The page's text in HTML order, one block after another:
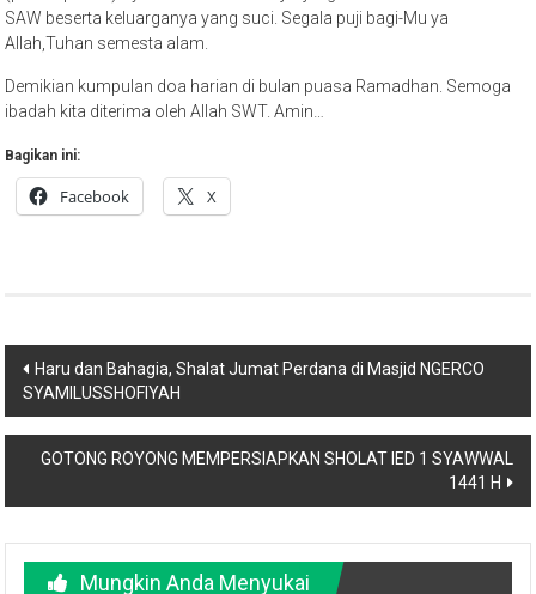
Allah,Tuhan semesta alam.
ibadah kita diterima oleh Allah SWT. Amin…
Navigasi
pos
Haru dan Bahagia, Shalat Jumat Perdana di Masjid NGERCO
SYAMILUSSHOFIYAH
GOTONG ROYONG MEMPERSIAPKAN SHOLAT IED 1 SYAWWAL
1441 H
Mungkin Anda Menyukai